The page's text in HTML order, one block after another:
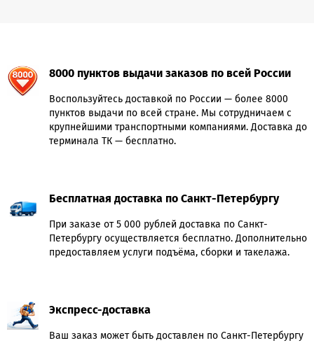
8000 пунктов выдачи заказов по всей России
Воспользуйтесь доставкой по России — более 8000
пунктов выдачи по всей стране. Мы сотрудничаем с
крупнейшими транспортными компаниями. Доставка до
терминала ТК — бесплатно.
Бесплатная доставка по Санкт-Петербургу
При заказе от 5 000 рублей доставка по Санкт-
Петербургу осуществляется бесплатно. Дополнительно
предоставляем услуги подъёма, сборки и такелажа.
Экспресс-доставка
Ваш заказ может быть доставлен по Санкт-Петербургу